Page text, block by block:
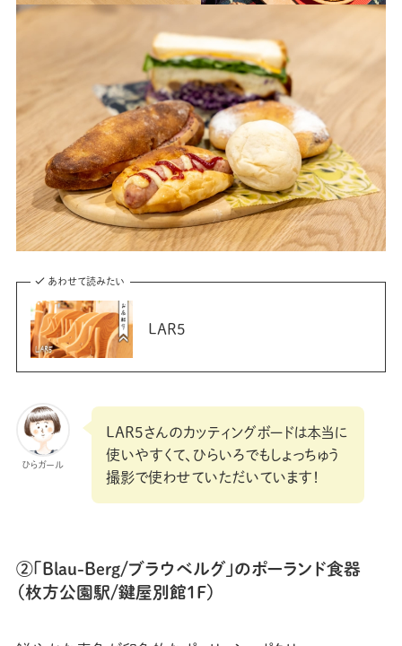
あわせて読みたい
LAR5
ひらガール
LAR5さんのカッティングボードは本当に
使いやすくて、ひらいろでもしょっちゅう
撮影で使わせていただいています！
②「Blau-Berg/ブラウベルグ」のポーランド食器
（枚方公園駅/鍵屋別館1F）